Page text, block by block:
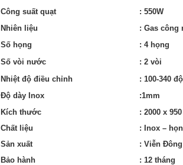
Công suất quạt
: 550W
Nhiên liệu
: Gas công
Số họng
: 4 họng
Số vòi nước
: 2 vòi
Nhiệt độ điều chỉnh
: 100-340
Độ dày Inox
:1mm
Kích thước
: 2000 x
Chất liệu
: Inox –
Sản xuất
: Viễn Đông
Bảo hành
: 12 tháng